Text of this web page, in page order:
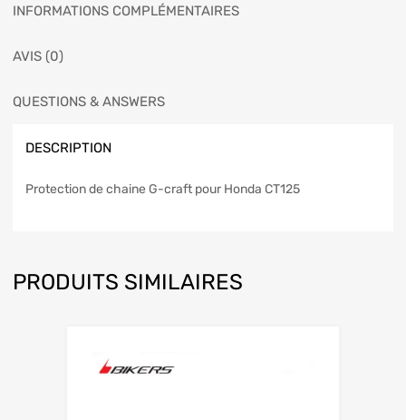
INFORMATIONS COMPLÉMENTAIRES
AVIS (0)
QUESTIONS & ANSWERS
DESCRIPTION
Protection de chaine G-craft pour Honda CT125
PRODUITS SIMILAIRES